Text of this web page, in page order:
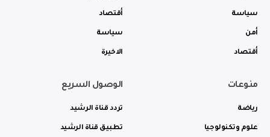
سياسة
أمن
أقتصاد
أقتصاد
سياسة
الاخيرة
منوعات
رياضة
علوم وتكنولوجيا
الوصول السريع
تردد قناة الرشيد
تطبيق قناة الرشيد